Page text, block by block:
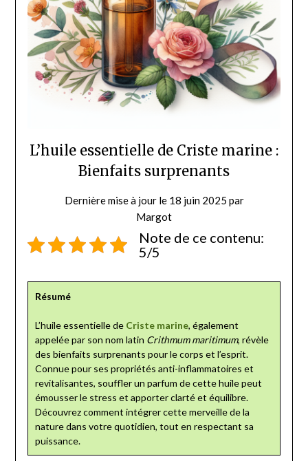
L’huile essentielle de Criste marine :
Bienfaits surprenants
Dernière mise à jour le 18 juin 2025 par
Margot
Note de ce contenu:
5/5
Résumé
L’huile essentielle de Criste marine, également
appelée par son nom latin Crithmum maritimum, révèle
des bienfaits surprenants pour le corps et l’esprit.
Connue pour ses propriétés anti-inflammatoires et
revitalisantes, souffler un parfum de cette huile peut
émousser le stress et apporter clarté et équilibre.
Découvrez comment intégrer cette merveille de la
nature dans votre quotidien, tout en respectant sa
puissance.